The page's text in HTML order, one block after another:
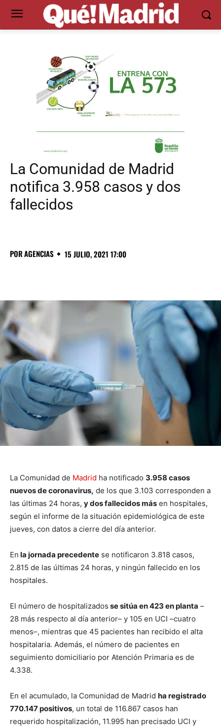
La Comunidad de Madrid
notifica 3.958 casos y dos
fallecidos
PORAGENCIAS 15 JULIO, 2021 17:00
La Comunidad de Madrid ha notificado 3.958 casos
nuevos de coronavirus, de los que 3.103 corresponden a
las últimas 24 horas, y dos fallecidos más en hospitales,
según el informe de la situación epidemiológica de este
jueves, con datos a cierre del día anterior.
En la jornada precedente se notificaron 3.818 casos,
2.815 de las últimas 24 horas, y ningún fallecido en los
hospitales.
El número de hospitalizados se sitúa en 423 en planta –
28 más respecto al día anterior– y 105 en UCI –cuatro
menos–, mientras que 45 pacientes han recibido el alta
hospitalaria. Además, el número de pacientes en
seguimiento domiciliario por Atención Primaria es de
4.338.
En el acumulado, la Comunidad de Madrid ha registrado
770.147 positivos, un total de 116.867 casos han
requerido hospitalización, 11.995 han precisado UCI y